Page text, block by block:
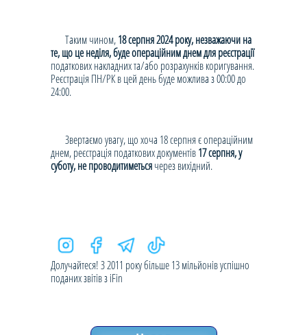
Таким чином,18 серпня 2024 року, незважаючи на
те, що це неділя, буде операційним днем для реєстрації
податкових накладних та/або розрахунків коригування.
Реєстрація ПН/РК в цей день буде можлива з 00:00 до
24:00.
Звертаємо увагу, що хоча 18 серпня є операційним
днем, реєстрація податкових документів17 серпня, у
суботу, не проводитиметьсячерез вихідний.
Долучайтеся! З 2011 року більше 13 мільйонів успішно
поданих звітів з iFin